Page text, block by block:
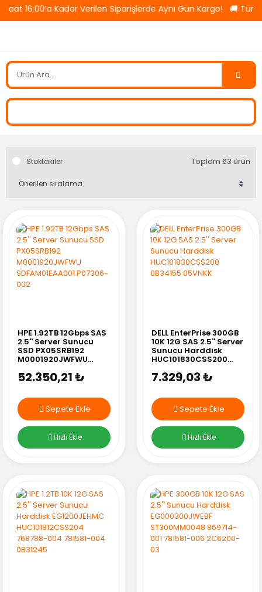
Kadar Verilen Siparişlerde Aynı Gün Kargo! 🚚 Tüm
Stoktakiler Toplam 63 ürün
HPE 1.92TB 12Gbps SAS
2.5'' Server Sunucu
SSD PX05SRB192
M0001920JWFWU
P07306-002
52.350,21 ₺
Sepete Ekle
Hızlı Ekle
DELL EnterPrise 300GB
10K 12G SAS 2.5'' Server
Sunucu Harddisk
HUC101830CSS200
7.329,03 ₺
Sepete Ekle
Hızlı Ekle